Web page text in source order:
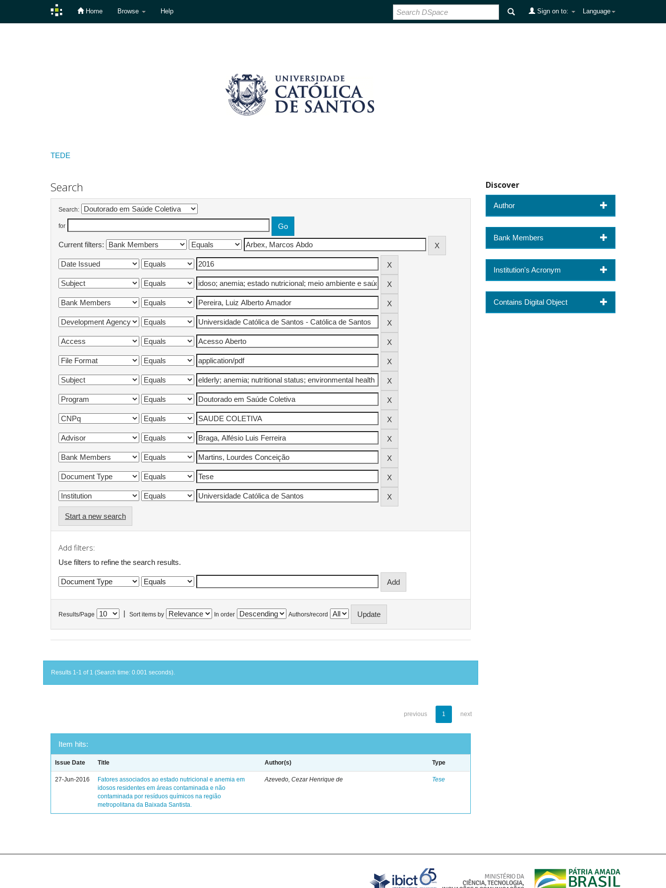
Home Browse Help Language
Sign on to:
TEDE
Search
Search:
for
Current filters:
Start a new search
Add filters:
Use filters to refine the search results.
Results/Page Sort items by In order Authors/record
Results 1-1 of 1 (Search time: 0.001 seconds).
previous 1 next
Item hits:
Issue Date Title Author(s) Type
27-Jun-2016
Fatores associados ao estado nutricional e anemia em
idosos residentes em áreas contaminada e não
contaminada por resíduos químicos na região
metropolitana da Baixada Santista.
Azevedo, Cezar Henrique de Tese
Discover
Author
Bank Members
Institution's Acronym
Contains Digital Object